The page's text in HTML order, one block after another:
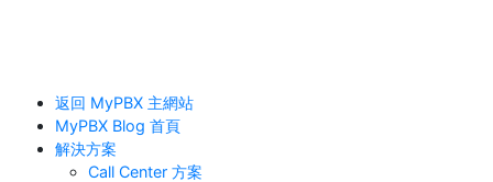
返回 MyPBX 主網站
MyPBX Blog 首頁
解決方案
Call Center 方案